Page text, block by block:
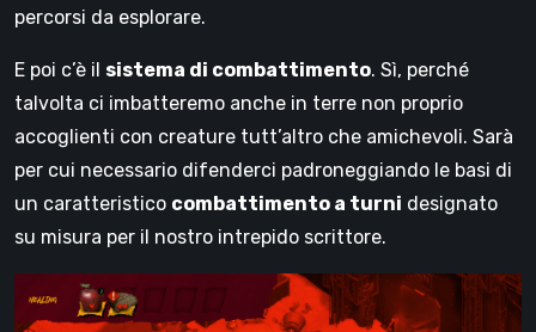
percorsi da esplorare.
E poi c’è il sistema di combattimento. Sì, perché
talvolta ci imbatteremo anche in terre non proprio
accoglienti con creature tutt’altro che amichevoli. Sarà
per cui necessario difenderci padroneggiando le basi di
un caratteristico combattimento a turni designato
su misura per il nostro intrepido scrittore.